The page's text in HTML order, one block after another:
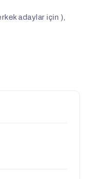
adaylar için ),